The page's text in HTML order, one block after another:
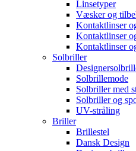
Linsetyper
Væsker og
Kontaktlinser
Kontaktlinser
Kontaktlinser
Solbriller
Solbrillemode
Solbriller med
Solbriller og
UV-stråling
Briller
Brillestel
Dansk Design